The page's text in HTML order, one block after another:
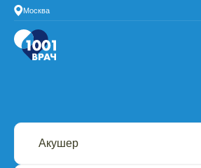
Москва